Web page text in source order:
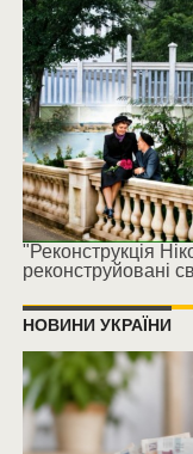
"Реконструкція
реконструйовані
НОВИНИ УКРАЇНИ